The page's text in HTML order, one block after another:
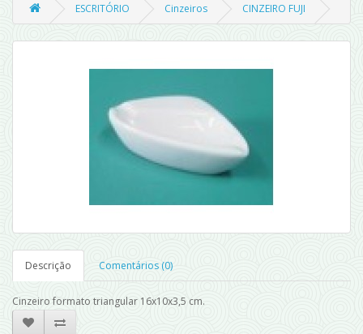
ESCRITÓRIO Cinzeiros CINZEIRO FUJI
Descrição Comentários (0)
Cinzeiro formato triangular 16x10x3,5 cm.